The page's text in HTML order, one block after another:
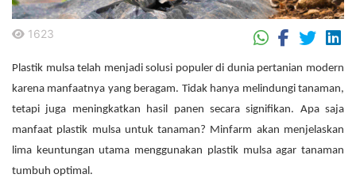
1623
Plastik mulsa telah menjadi solusi populer di dunia pertanian modern
karena manfaatnya yang beragam. Tidak hanya melindungi tanaman,
tetapi juga meningkatkan hasil panen secara signifikan. Apa saja
manfaat plastik mulsa untuk tanaman? Minfarm akan menjelaskan
lima keuntungan utama menggunakan plastik mulsa agar tanaman
tumbuh optimal.